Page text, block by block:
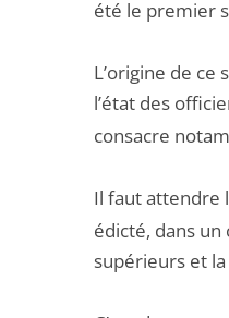
été le premier
L’origine de
l’état des
consacre
Il faut attendre
édicté, dans
supérieurs et